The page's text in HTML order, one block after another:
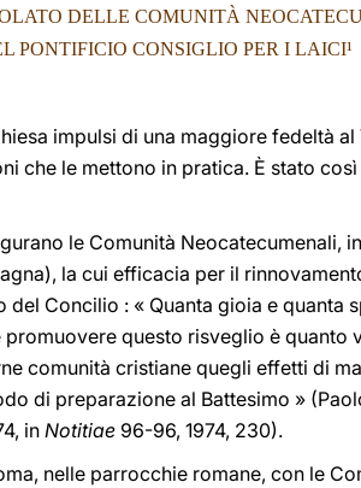
DELLE COMUNITÀ
PONTIFICIO CONSIGLIO PER I LAICI¹
impulsi di una maggiore fedeltà
che le mettono in pratica. È stato
le Comunità Neocatecumenali,
la cui efficacia per il
Concilio : « Quanta gioia e quanta
questo risveglio è quanto
comunità cristiane quegli effetti di
di preparazione al Battesimo »
in Notitiae 96-96, 1974, 230).
nelle parrocchie romane, con le